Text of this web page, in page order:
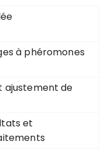
à phéromones
ajustement de
et